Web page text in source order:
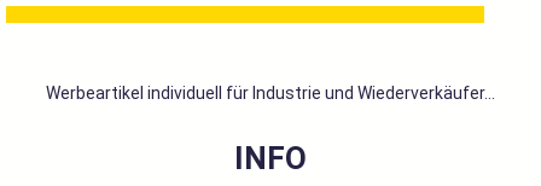
Werbeartikel individuell für Industrie und Wiederverkäufer...
INFO